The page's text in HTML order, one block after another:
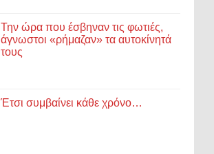
Την ώρα που έσβηναν τις φωτιές,
άγνωστοι «ρήμαζαν» τα αυτοκίνητά
τους
Έτσι συμβαίνει κάθε χρόνο…